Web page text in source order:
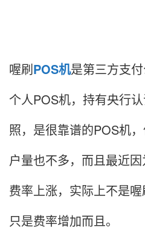
喔刷POS机是第三方支
个人POS机，持有央行
照，是很靠谱的POS机
户量也不多，而且最近
费率上涨，实际上不是喔
只是费率增加而且。